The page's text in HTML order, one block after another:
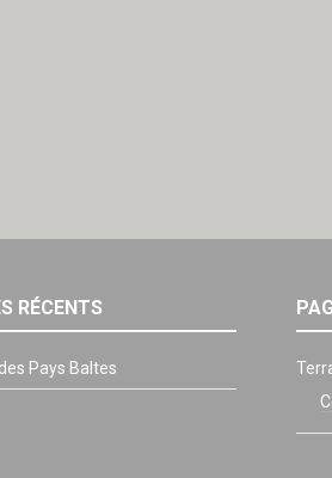
RÉCENTS
Pays Baltes